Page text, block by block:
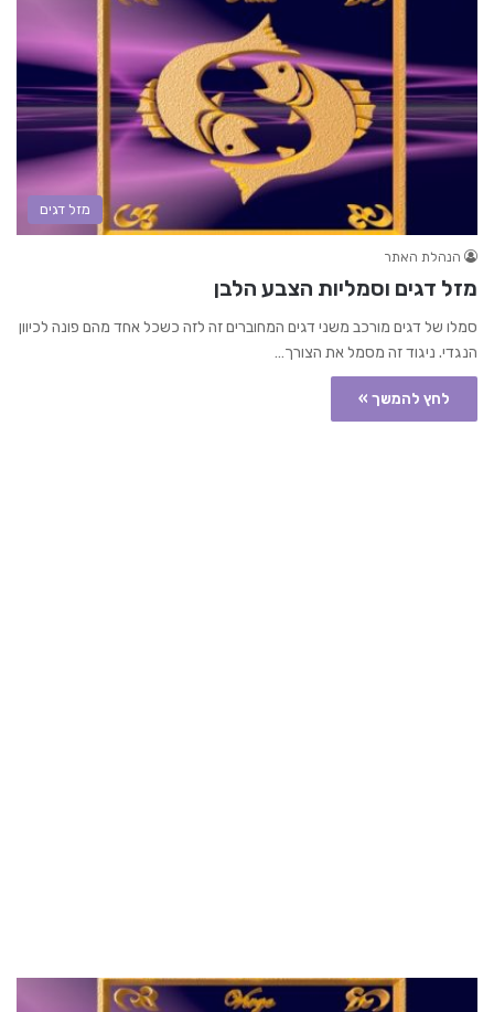
מזל דגים
הנהלת האתר
מזל דגים וסמליות הצבע הלבן
סמלו של דגים מורכב משני דגים המחוברים זה לזה כשכל אחד מהם פונה לכיוון
הנגדי. ניגוד זה מסמל את הצורך…
לחץ להמשך »